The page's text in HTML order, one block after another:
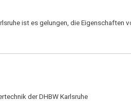
ist es gelungen, die Eigenschaften
der DHBW Karlsruhe